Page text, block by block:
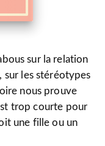
sur la relation
sur les stéréotypes
nous prouve
trop courte pour
une fille ou un